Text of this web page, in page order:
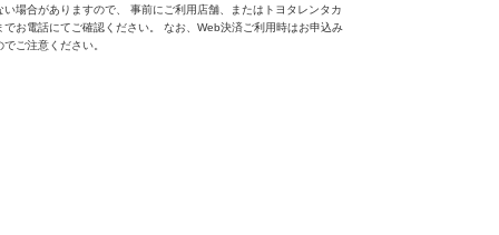
い場合がありますので、 事前にご利用店舗、またはトヨタレンタカ
でお電話にてご確認ください。 なお、Web決済ご利用時はお申込み
ご注意ください。